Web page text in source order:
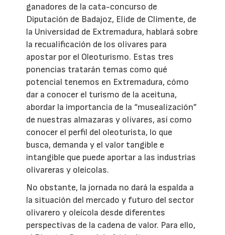
ganadores de la cata-concurso de
Diputación de Badajoz, Elide de Climente, de
la Universidad de Extremadura, hablará sobre
la recualificación de los olivares para
apostar por el Oleoturismo. Estas tres
ponencias tratarán temas como qué
potencial tenemos en Extremadura, cómo
dar a conocer el turismo de la aceituna,
abordar la importancia de la “musealización”
de nuestras almazaras y olivares, así como
conocer el perfil del oleoturista, lo que
busca, demanda y el valor tangible e
intangible que puede aportar a las industrias
olivareras y oleícolas.
No obstante, la jornada no dará la espalda a
la situación del mercado y futuro del sector
olivarero y oleícola desde diferentes
perspectivas de la cadena de valor. Para ello,